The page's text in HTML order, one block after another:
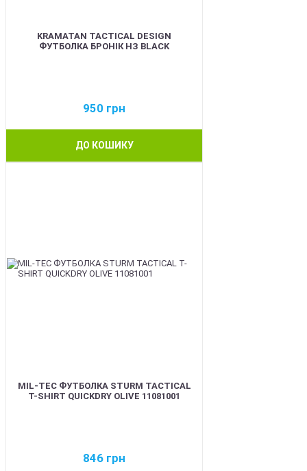
KRAMATAN TACTICAL DESIGN
ФУТБОЛКА БРОНІК НЗ BLACK
950 грн
ДО КОШИКУ
MIL-TEC ФУТБОЛКА STURM TACTICAL
T-SHIRT QUICKDRY OLIVE 11081001
846 грн